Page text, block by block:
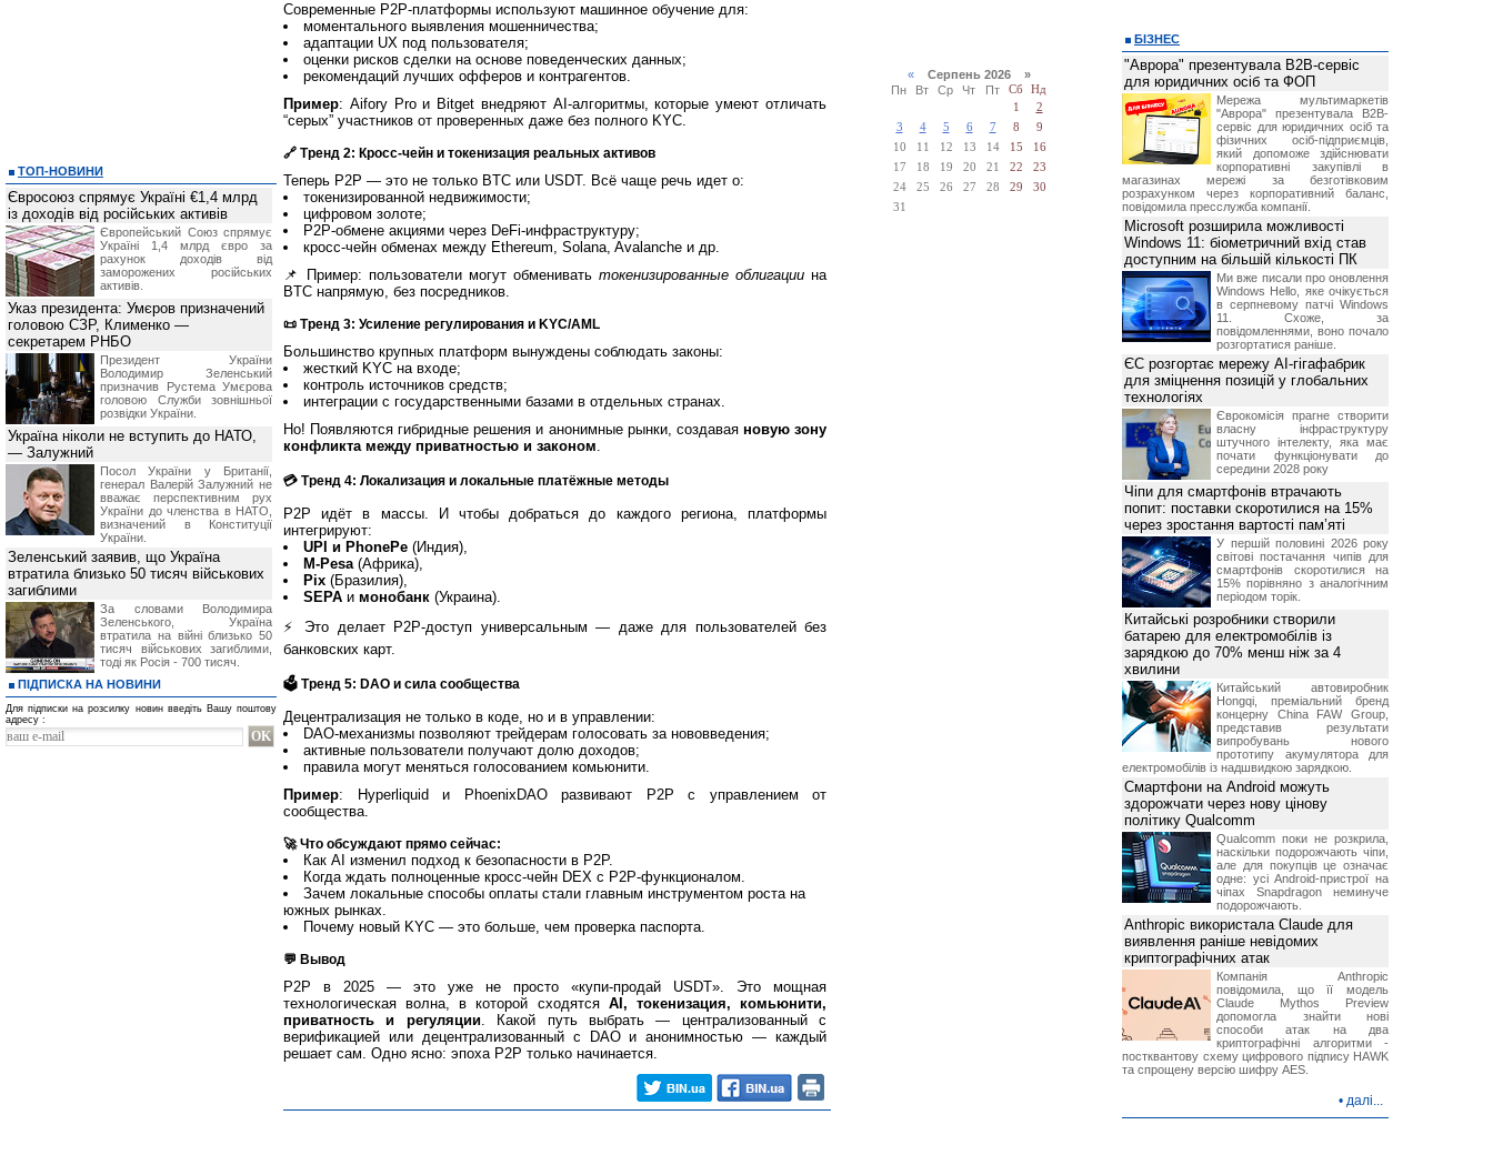
Современные P2P-платформы используют машинное обучение для:
моментального выявления мошенничества;
адаптации UX под пользователя;
оценки рисков сделки на основе поведенческих данных;
рекомендаций лучших офферов и контрагентов.
Пример: Aifory Pro и Bitget внедряют AI-алгоритмы, которые умеют отличать
“серых” участников от проверенных даже без полного KYC.
🔗 Тренд 2: Кросс-чейн и токенизация реальных активов
Теперь P2P — это не только BTC или USDT. Всё чаще речь идет о:
токенизированной недвижимости;
цифровом золоте;
P2P-обмене акциями через DeFi-инфраструктуру;
кросс-чейн обменах между Ethereum, Solana, Avalanche и др.
📌 Пример: пользователи могут обменивать токенизированные облигации на
BTC напрямую, без посредников.
📜 Тренд 3: Усиление регулирования и KYC/AML
Большинство крупных платформ вынуждены соблюдать законы:
жесткий KYC на входе;
контроль источников средств;
интеграции с государственными базами в отдельных странах.
Но! Появляются гибридные решения и анонимные рынки, создавая новую зону
конфликта между приватностью и законом.
💳 Тренд 4: Локализация и локальные платёжные методы
P2P идёт в массы. И чтобы добраться до каждого региона, платформы
интегрируют:
UPI и PhonePe (Индия),
M-Pesa(Африка),
Pix (Бразилия),
SEPA и монобанк (Украина).
⚡ Это делает P2P-доступ универсальным — даже для пользователей без
банковских карт.
🗳 Тренд 5: DAO и сила сообщества
Децентрализация не только в коде, но и в управлении:
DAO-механизмы позволяют трейдерам голосовать за нововведения;
активные пользователи получают долю доходов;
правила могут меняться голосованием комьюнити.
Пример: Hyperliquid и PhoenixDAO развивают P2P с управлением от
сообщества.
🚀 Что обсуждают прямо сейчас:
Как AI изменил подход к безопасности в P2P.
Когда ждать полноценные кросс-чейн DEX с P2P-функционалом.
Зачем локальные способы оплаты стали главным инструментом роста на
южных рынках.
Почему новый KYC — это больше, чем проверка паспорта.
💬 Вывод
P2P в 2025 — это уже не просто «купи-продай USDT». Это мощная
технологическая волна, в которой сходятся AI, токенизация, комьюнити,
приватность и регуляции. Какой путь выбрать — централизованный с
верификацией или децентрализованный с DAO и анонимностью — каждый
решает сам. Одно ясно: эпоха P2P только начинается.
ТОП-НОВИНИ
Євросоюз спрямує Україні €1,4 млрд
із доходів від російських активів
Європейський Союз спрямує
Україні 1,4 млрд євро за
рахунок доходів від
заморожених російських
активів.
Указ президента: Умєров призначений
головою СЗР, Клименко —
секретарем РНБО
Президент України
Володимир Зеленський
призначив Pустема Умєрова
головою Служби зовнішньої
розвідки України.
Україна ніколи не вступить до НАТО,
— Залужний
Посол України у Британії,
генерал Валерій Залужний не
вважає перспективним рух
України до членства в НАТО,
визначений в Конституції
України.
Зеленський заявив, що Україна
втратила близько 50 тисяч військових
загиблими
За словами Володимира
Зеленського, Україна
втратила на війні близько 50
тисяч військових загиблими,
тоді як Росія - 700 тисяч.
ПІДПИСКА НА НОВИНИ
Для підписки на розсилку новин введіть Вашу поштову
адресу :
«Серпень 2026 »
Пн
Вт Ср Чт Пт Сб
Нд
1
2
3
4 5 6 7 8
9
10
11 12 13 14 15
16
17
18 19 20 21 22
23
24
25 26 27 28 29
30
31
БІЗНЕС
"Аврора" презентувала B2B-сервіс
для юридичних осіб та ФОП
Мережа мультимаркетів
"Аврора" презентувала B2B-
сервіс для юридичних осіб та
фізичних осіб-підприємців,
який допоможе здійснювати
корпоративні закупівлі в
магазинах мережі за безготівковим
розрахунком через корпоративний баланс,
повідомила пресслужба компанії.
Microsoft розширила можливості
Windows 11: біометричний вхід став
доступним на більшій кількості ПК
Ми вже писали про оновлення
Windows Hello, яке очікується
в серпневому патчі Windows
11. Схоже, за
повідомленнями, воно почало
розгортатися раніше.
ЄС розгортає мережу AI-гігафабрик
для зміцнення позицій у глобальних
технологіях
Єврокомісія прагне створити
власну інфраструктуру
штучного інтелекту, яка має
почати функціонувати до
середини 2028 року
Чіпи для смартфонів втрачають
попит: поставки скоротилися на 15%
через зростання вартості пам’яті
У першій половині 2026 року
світові постачання чипів для
смартфонів скоротилися на
15% порівняно з аналогічним
періодом торік.
Китайські розробники створили
батарею для електромобілів із
зарядкою до 70% менш ніж за 4
хвилини
Китайський автовиробник
Hongqi, преміальний бренд
концерну China FAW Group,
представив результати
випробувань нового
прототипу акумулятора для
електромобілів із надшвидкою зарядкою.
Смартфони на Android можуть
здорожчати через нову цінову
політику Qualcomm
Qualcomm поки не розкрила,
наскільки подорожчають чіпи,
але для покупців це означає
одне: усі Android-пристрої на
чіпах Snapdragon неминуче
подорожчають.
Anthropic використала Claude для
виявлення раніше невідомих
криптографічних атак
Компанія Anthropic
повідомила, що її модель
Claude Mythos Preview
допомогла знайти нові
способи атак на два
криптографічні алгоритми -
постквантову схему цифрового підпису HAWK
та спрощену версію шифру AES.
• далі...